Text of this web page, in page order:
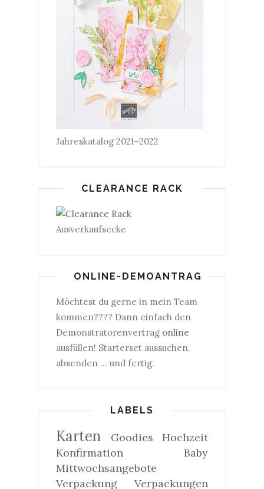
Jahreskatalog 2021–2022
CLEARANCE RACK
Ausverkaufsecke
ONLINE-DEMOANTRAG
Möchtest du gerne in mein Team
kommen???? Dann einfach den
Demonstratorenvertrag online
ausfüllen! Starterset aussuchen,
absenden ... und fertig.
LABELS
Karten Goodies
Hochzeit
Konfirmation
Baby
Mittwochsangebote
Verpackung
Verpackungen